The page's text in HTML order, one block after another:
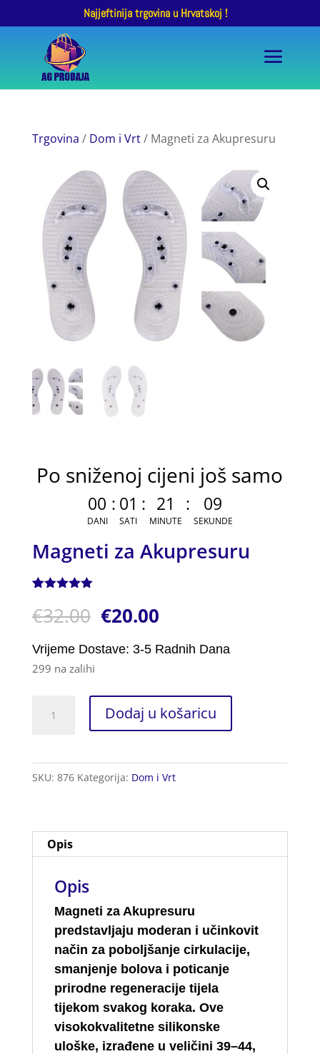
Najjeftinija trgovina u Hrvatskoj !
Trgovina / Dom i Vrt/ Magneti za Akupresuru
Po sniženoj cijeni još samo
00
DANI
: 01
SATI
: 21
MINUTE
: 09
SEKUNDE
Magneti za Akupresuru
ocjena: 5.00
od ukupno
korisnika)
€32.00 €20.00
Vrijeme Dostave: 3-5 Radnih Dana
299 na zalihi
količina
Dodaj u košaricu
SKU: 876 Kategorija: Dom i Vrt
Opis
Opis
Magneti za Akupresuru
predstavljaju moderan i učinkovit
način za poboljšanje cirkulacije,
smanjenje bolova i poticanje
prirodne regeneracije tijela
tijekom svakog koraka. Ove
visokokvalitetne silikonske
uloške, izrađene u veličini 39–44,